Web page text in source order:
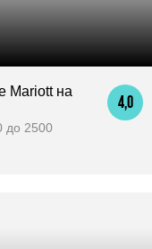
4,0
Mariott на
до 2500